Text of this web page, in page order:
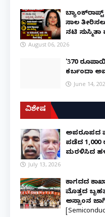
ಸಾಲ
ನಟಿ
August 06, 2026
'370
ಕರ್ಬಂದಾ
June 14,
ವಿಶೇಷ
ಅಪರೂಪದ
ಪಡೆದ 1,000
ಮರಳಿಸಿದ
July 13, 2026
ಕಾಗದದ
ಮೊತ್ತದ
ಅಸ್ಸಾಂನ